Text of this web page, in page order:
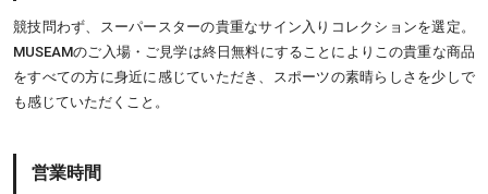
競技問わず、スーパースターの貴重なサイン入りコレクションを選定。
MUSEAMのご入場・ご見学は終日無料にすることによりこの貴重な商品
をすべての方に身近に感じていただき、スポーツの素晴らしさを少しで
も感じていただくこと。
営業時間